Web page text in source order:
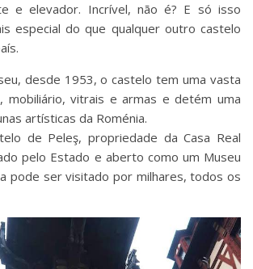
e elevador. Incrível, não é? E só isso
especial do que qualquer outro castelo
desde 1953, o castelo tem uma vasta
mobiliário, vitrais e armas e detém uma
artísticas da Roménia.
de Peleş, propriedade da Casa Real
pelo Estado e aberto como um Museu
pode ser visitado por milhares, todos os